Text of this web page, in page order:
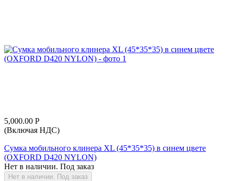
5,000.00 Р
(Включая НДС)
Сумка мобильного клинера XL (45*35*35) в синем цвете
(OXFORD D420 NYLON)
Нет в наличии. Под заказ
Нет в наличии. Под заказ